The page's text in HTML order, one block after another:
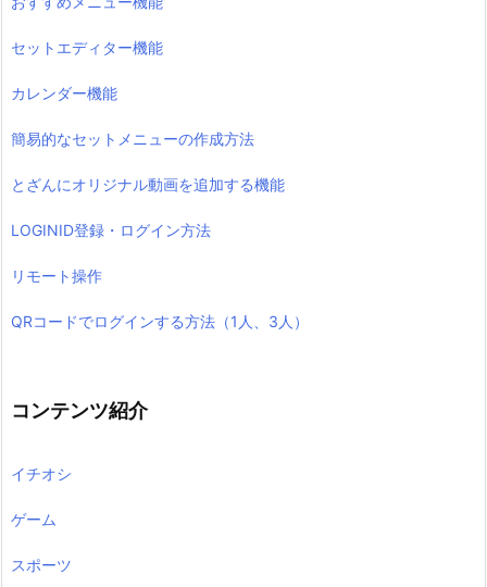
セットエディター機能
カレンダー機能
簡易的なセットメニューの作成方法
とざんにオリジナル動画を追加する機能
LOGINID登録・ログイン方法
リモート操作
QRコードでログインする方法（1人、3人）
コンテンツ紹介
イチオシ
ゲーム
スポーツ